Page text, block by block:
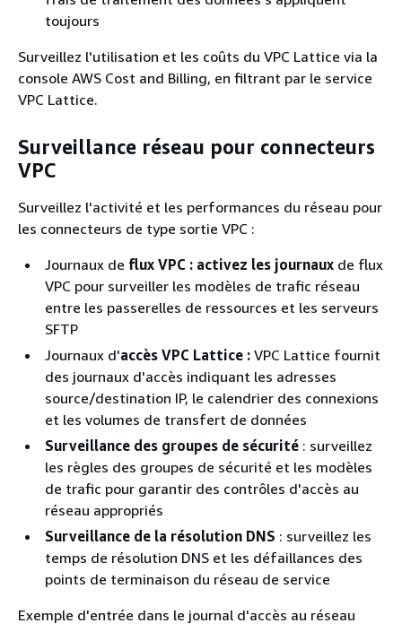
toujours
Surveillez l'utilisation et les coûts du VPC Lattice via la
console AWS Cost and Billing, en filtrant par le service
VPC Lattice.
Surveillance réseau pour connecteurs
VPC
Surveillez l'activité et les performances du réseau pour
les connecteurs de type sortie VPC :
Journaux de flux VPC : activez les journaux de flux
VPC pour surveiller les modèles de trafic réseau
entre les passerelles de ressources et les serveurs
SFTP
Journaux d'accès VPC Lattice : VPC Lattice fournit
des journaux d'accès indiquant les adresses
source/destination IP, le calendrier des connexions
et les volumes de transfert de données
Surveillance des groupes de sécurité : surveillez
les règles des groupes de sécurité et les modèles
de trafic pour garantir des contrôles d'accès au
réseau appropriés
Surveillance de la résolution DNS : surveillez les
temps de résolution DNS et les défaillances des
points de terminaison du réseau de service
Exemple d'entrée dans le journal d'accès au réseau